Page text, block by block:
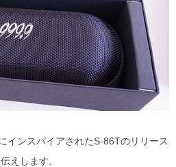
インスパイアされたS-86Tのリリース
えします。